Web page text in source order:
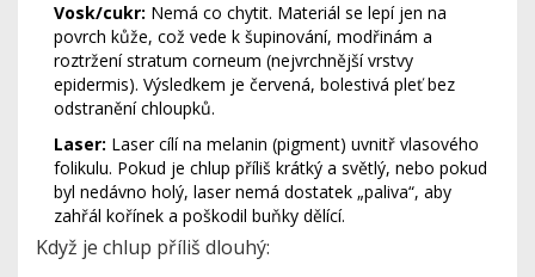
Vosk/cukr: Nemá co chytit. Materiál se lepí jen na
povrch kůže, což vede k šupinování, modřinám a
roztržení stratum corneum (nejvrchnější vrstvy
epidermis). Výsledkem je červená, bolestivá pleť bez
odstranění chloupků.
Laser: Laser cílí na melanin (pigment) uvnitř vlasového
folikulu. Pokud je chlup příliš krátký a světlý, nebo pokud
byl nedávno holý, laser nemá dostatek „paliva“, aby
zahřál kořínek a poškodil buňky dělící.
Když je chlup příliš dlouhý: